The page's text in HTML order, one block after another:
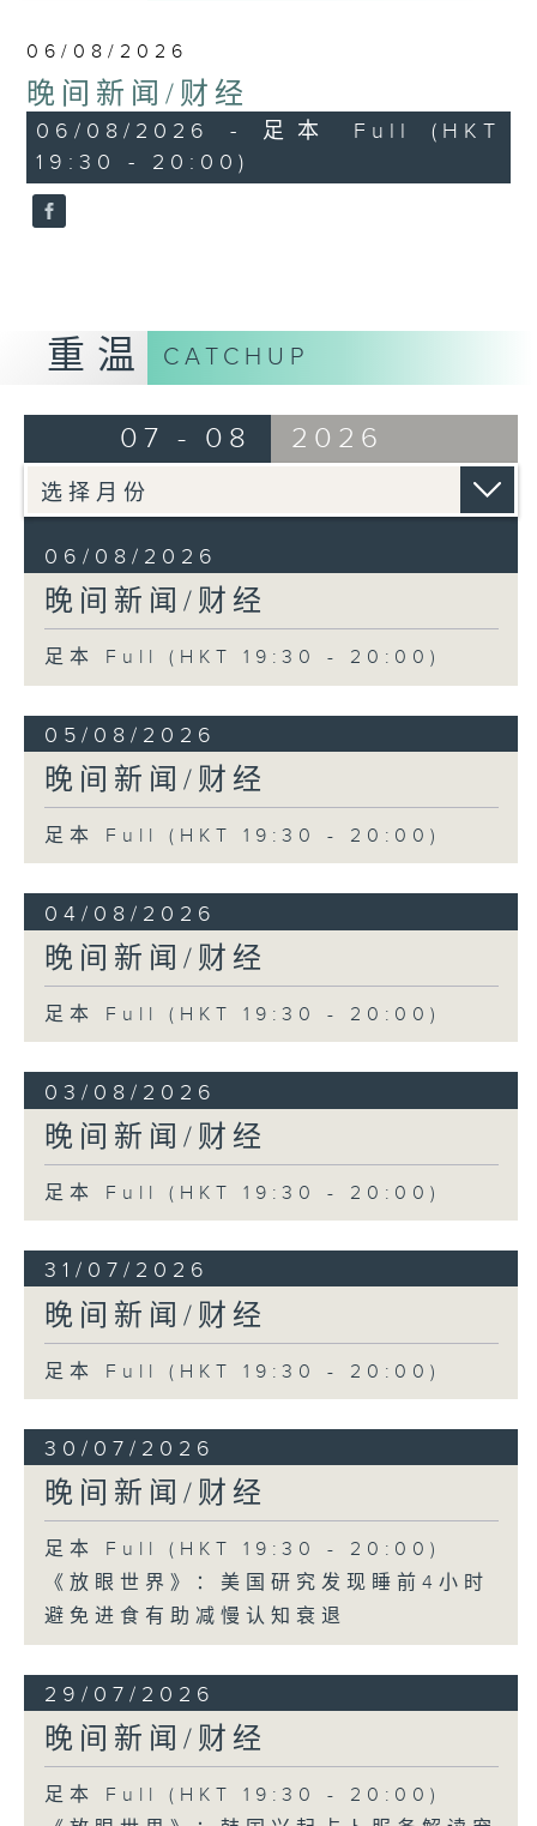
06/08/2026
晚间新闻/财经
06/08/2026 - 足本 Full (HKT
19:30 - 20:00)
重温 CATCHUP
07 - 08 2026
06/08/2026
晚间新闻/财经
足本 Full (HKT 19:30 - 20:00)
05/08/2026
晚间新闻/财经
足本 Full (HKT 19:30 - 20:00)
04/08/2026
晚间新闻/财经
足本 Full (HKT 19:30 - 20:00)
03/08/2026
晚间新闻/财经
足本 Full (HKT 19:30 - 20:00)
31/07/2026
晚间新闻/财经
足本 Full (HKT 19:30 - 20:00)
30/07/2026
晚间新闻/财经
足本 Full (HKT 19:30 - 20:00)
《放眼世界》：美国研究发现睡前4小时
避免进食有助减慢认知衰退
29/07/2026
晚间新闻/财经
足本 Full (HKT 19:30 - 20:00)